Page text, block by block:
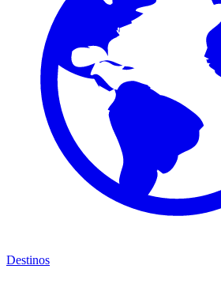
Destinos